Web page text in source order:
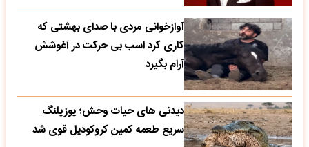
آوازخوانی مردی با صدای بهشتی که
کاری کرد اسب بی حرکت در آغوشش
آرام بگیرد
دیدنی های حیات وحش؛ یوزپلنگ
سریع طعمه کمین کروکودیل قوی شد